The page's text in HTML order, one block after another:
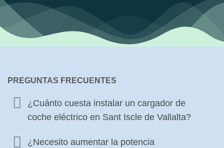
PREGUNTAS FRECUENTES
¿Cuánto cuesta instalar un cargador de
coche eléctrico en Sant Iscle de Vallalta?
¿Necesito aumentar la potencia